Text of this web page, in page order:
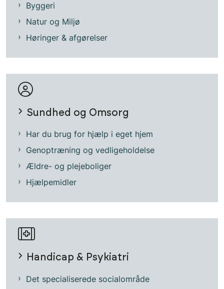
Byggeri
Natur og Miljø
Høringer & afgørelser
Sundhed og Omsorg
Har du brug for hjælp i eget hjem
Genoptræning og vedligeholdelse
Ældre- og plejeboliger
Hjælpemidler
Handicap & Psykiatri
Det specialiserede socialområde